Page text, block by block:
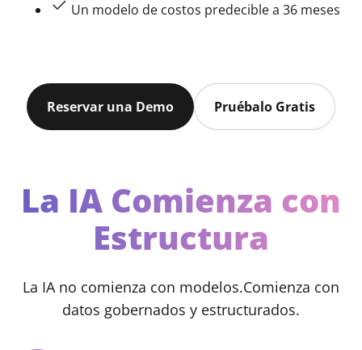
Un modelo de costos predecible a 36 meses
Reservar una Demo Pruébalo Gratis
La IA Comienza con
Estructura
La IA no comienza con modelos.Comienza con
datos gobernados y estructurados.